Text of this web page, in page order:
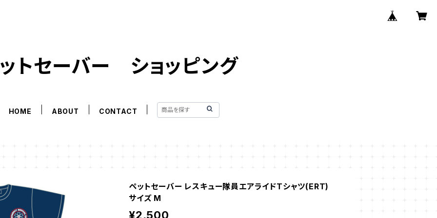
トセーバー ショッピング
HOME ABOUT CONTACT
ペットセーバー レスキュー隊員エアライドTシャツ(ERT)
サイズ M
¥2,500